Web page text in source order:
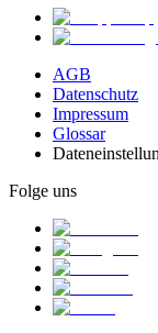
AGB
Datenschutz
Impressum
Glossar
Folge uns